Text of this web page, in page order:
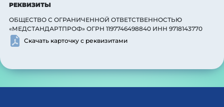
РЕКВИЗИТЫ
ОБЩЕСТВО С ОГРАНИЧЕННОЙ ОТВЕТСТВЕННОСТЬЮ
«МЕДСТАНДАРТПРОФ» ОГРН 1197746498840 ИНН 9718143770
Скачать карточку с реквизитами